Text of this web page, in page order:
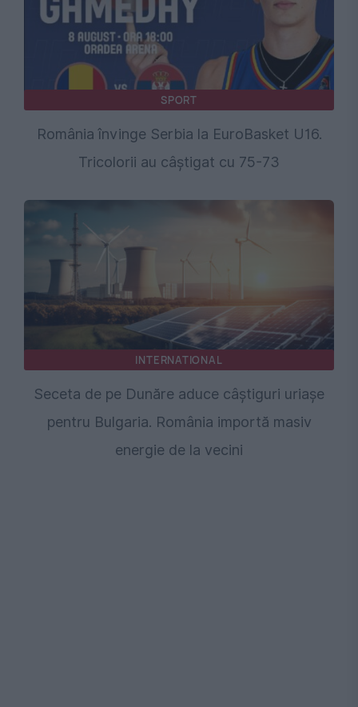
SPORT
România învinge Serbia la EuroBasket U16.
Tricolorii au câștigat cu 75-73
INTERNATIONAL
Seceta de pe Dunăre aduce câștiguri uriașe
pentru Bulgaria. România importă masiv
energie de la vecini